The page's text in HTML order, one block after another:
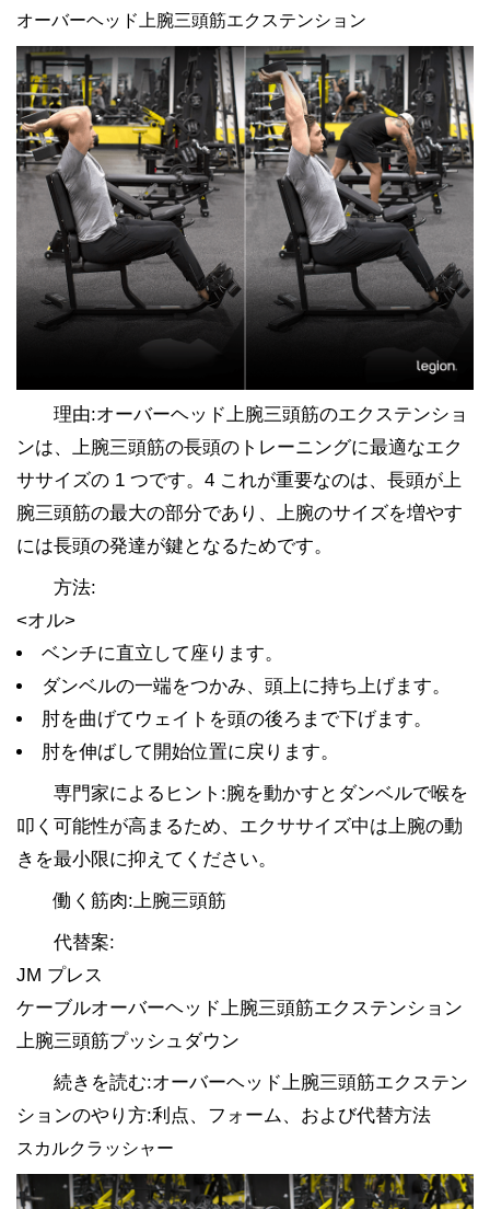
オーバーヘッド上腕三頭筋エクステンション
理由:オーバーヘッド上腕三頭筋のエクステンショ
ンは、上腕三頭筋の長頭のトレーニングに最適なエク
ササイズの 1 つです。4 これが重要なのは、長頭が上
腕三頭筋の最大の部分であり、上腕のサイズを増やす
には長頭の発達が鍵となるためです。
方法:
<オル>
ベンチに直立して座ります。
ダンベルの一端をつかみ、頭上に持ち上げます。
肘を曲げてウェイトを頭の後ろまで下げます。
肘を伸ばして開始位置に戻ります。
専門家によるヒント:腕を動かすとダンベルで喉を
叩く可能性が高まるため、エクササイズ中は上腕の動
きを最小限に抑えてください。
働く筋肉:上腕三頭筋
代替案:
JM プレス
ケーブルオーバーヘッド上腕三頭筋エクステンション
上腕三頭筋プッシュダウン
続きを読む:オーバーヘッド上腕三頭筋エクステン
ションのやり方:利点、フォーム、および代替方法
スカルクラッシャー